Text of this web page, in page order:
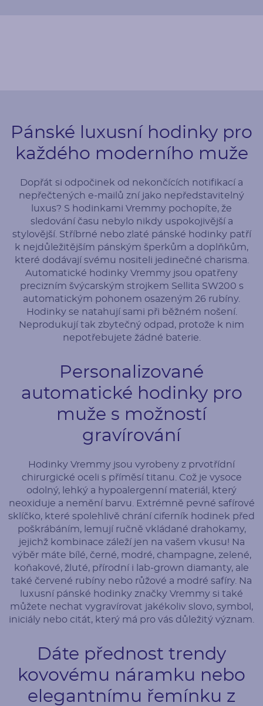
Pánské luxusní hodinky pro
každého moderního muže
Dopřát si odpočinek od nekončících notifikací a
nepřečtených e-mailů zní jako nepředstavitelný
luxus? S hodinkami Vremmy pochopíte, že
sledování času nebylo nikdy uspokojivější a
stylovější. Stříbrné nebo zlaté pánské hodinky patří
k nejdůležitějším pánským šperkům a doplňkům,
které dodávají svému nositeli jedinečné charisma.
Automatické hodinky Vremmy jsou opatřeny
precizním švýcarským strojkem Sellita SW200 s
automatickým pohonem osazeným 26 rubíny.
Hodinky se natahují sami při běžném nošení.
Neprodukují tak zbytečný odpad, protože k nim
nepotřebujete žádné baterie.
Personalizované
automatické hodinky pro
muže s možností
gravírování
Hodinky Vremmy jsou vyrobeny z prvotřídní
chirurgické oceli s příměsí titanu. Což je vysoce
odolný, lehký a hypoalergenní materiál, který
neoxiduje a nemění barvu. Extrémně pevné safírové
sklíčko, které spolehlivě chrání ciferník hodinek před
poškrábáním, lemují ručně vkládané drahokamy,
jejichž kombinace záleží jen na vašem vkusu! Na
výběr máte bílé, černé, modré, champagne, zelené,
koňakové, žluté, přírodní i lab-grown diamanty, ale
také červené rubíny nebo růžové a modré safíry. Na
luxusní pánské hodinky značky Vremmy si také
můžete nechat vygravírovat jakékoliv slovo, symbol,
iniciály nebo citát, který má pro vás důležitý význam.
Dáte přednost trendy
kovovému náramku nebo
elegantnímu řemínku z